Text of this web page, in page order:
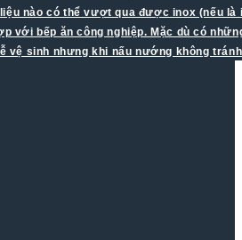
nào có thể vượt qua được inox (nếu là
với bếp ăn công nghiệp. Mặc dù có
vệ sinh nhưng khi nấu nướng không